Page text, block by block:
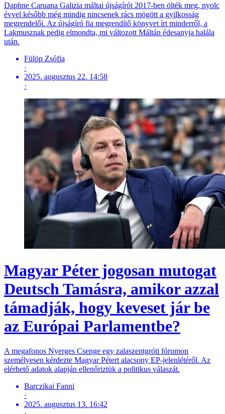
Daphne Caruana Galizia máltai újságírót 2017-ben ölték meg, nyolc
évvel később még mindig nincsenek rács mögött a gyilkosság
megrendelői. Az újságíró fia megrendítő könyvet írt minderről, a
Lakmusznak pedig elmondta, mi változott Máltán édesanyja halála
után.
Fülöp Zsófia
·
2025. augusztus 22. 14:58
·
Magyar Péter jogosan mutogat
Deutsch Tamásra, amikor azzal
támadják, hogy keveset jár be
az Európai Parlamentbe?
A megafonos Nyerges Csenge egy zalaszentgróti fórumon
személyesen kérdezte Magyar Pétert alacsony EP-jelenlétéről. Az
elérhető adatok alapján ellenőriztük a politikus válaszát.
Barczikai Fanni
·
2025. augusztus 13. 16:42